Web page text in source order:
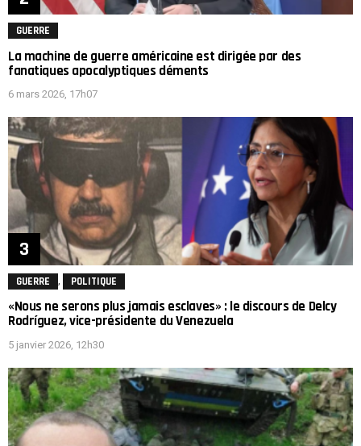
GUERRE
La machine de guerre américaine est dirigée par des
fanatiques apocalyptiques déments
6 mars 2026, 17h07
GUERRE , POLITIQUE
«Nous ne serons plus jamais esclaves» : le discours de Delcy
Rodríguez, vice-présidente du Venezuela
5 janvier 2026, 12h30